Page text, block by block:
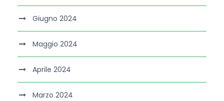
Giugno 2024
Maggio 2024
Aprile 2024
Marzo 2024